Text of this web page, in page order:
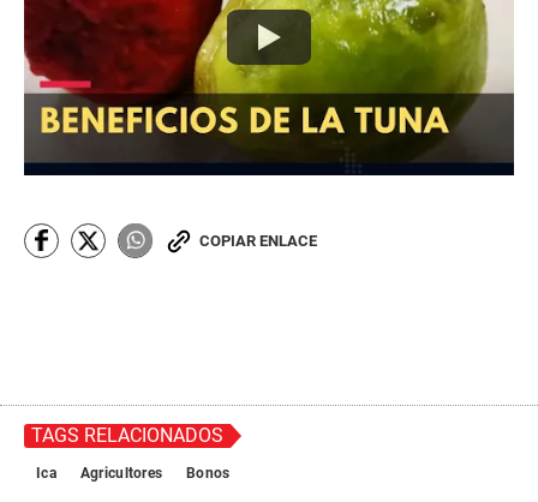
COPIAR ENLACE
TAGS RELACIONADOS
Ica Agricultores Bonos